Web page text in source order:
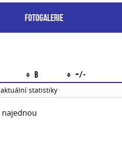
Fotogalerie
B +/-
statistiky
najednou